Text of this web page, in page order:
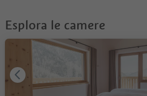
Esplora le camere